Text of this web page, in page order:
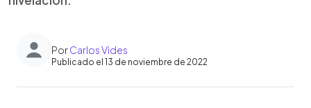
PorCarlos Vides
Publicado el 13 de noviembre de 2022